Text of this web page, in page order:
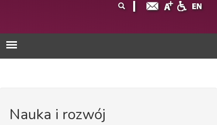
wyszukiwania
Nauka i rozwój